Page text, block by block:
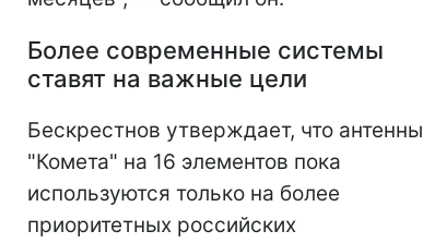
Более современные системы
ставят на важные цели
Бескрестнов утверждает, что антенны
"Комета" на 16 элементов пока
используются только на более
приоритетных российских